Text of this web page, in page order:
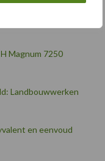
Magnum 7250
Landbouwwerken
en eenvoud